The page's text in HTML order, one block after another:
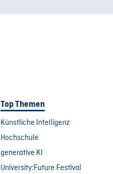
Top Themen
Künstliche Intelligenz
Hochschule
generative KI
University:Future Festival